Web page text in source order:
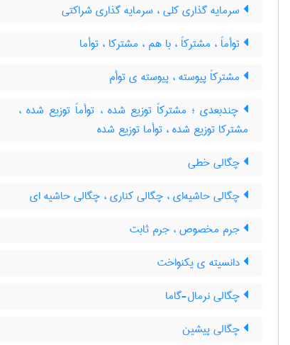
سرمایه گذاری کلی ، سرمایه گذاری شراکتی
توأماً ، مشترکاً ، با هم ، مشترکا ، توأما
مشترکاً پیوسته ، پیوسته ی توأم
چندبعدی ؛ مشترکاً توزیع شده ، توأماً توزیع شده ،
مشترکا توزیع شده ، توأما توزیع شده
چگالی خطی
چگالی حاشیه‌ای ، چگالی کناری ، چگالی حاشیه ای
جرم مخصوص ، جرم ثابت
دانسیته ی یکنواخت
چگالی نرمال-گاما
چگالی پیشین